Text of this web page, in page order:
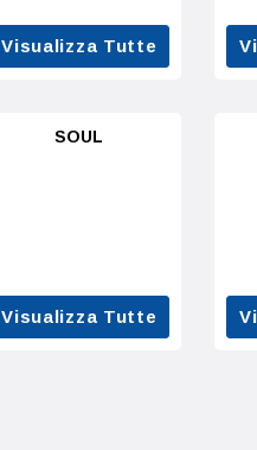
Visualizza Tutte
SOUL
Visualizza Tutte